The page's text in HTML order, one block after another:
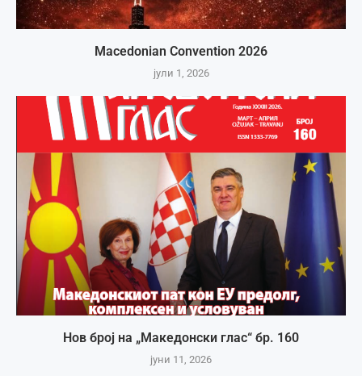
Macedonian Convention 2026
јули 1, 2026
Нов број на „Македонски глас“ бр. 160
јуни 11, 2026